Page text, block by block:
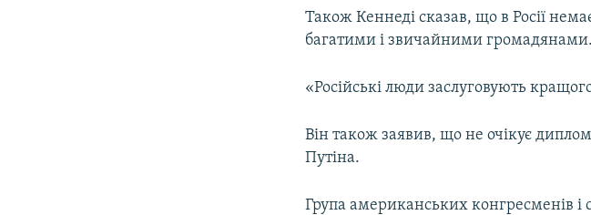
Також Кеннеді сказав, що в Росії
багатими і звичайними громадянами.
«Російські люди заслуговують
Він також заявив, що не очікує
Путіна.
Група американських конгресменів і